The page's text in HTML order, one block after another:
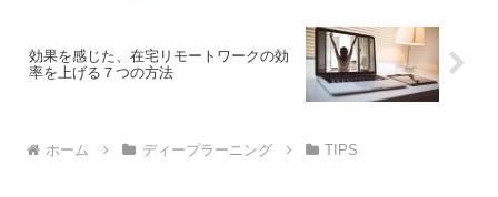
効果を感じた、在宅リモートワークの効
率を上げる７つの方法
ホーム ディープラーニング TIPS